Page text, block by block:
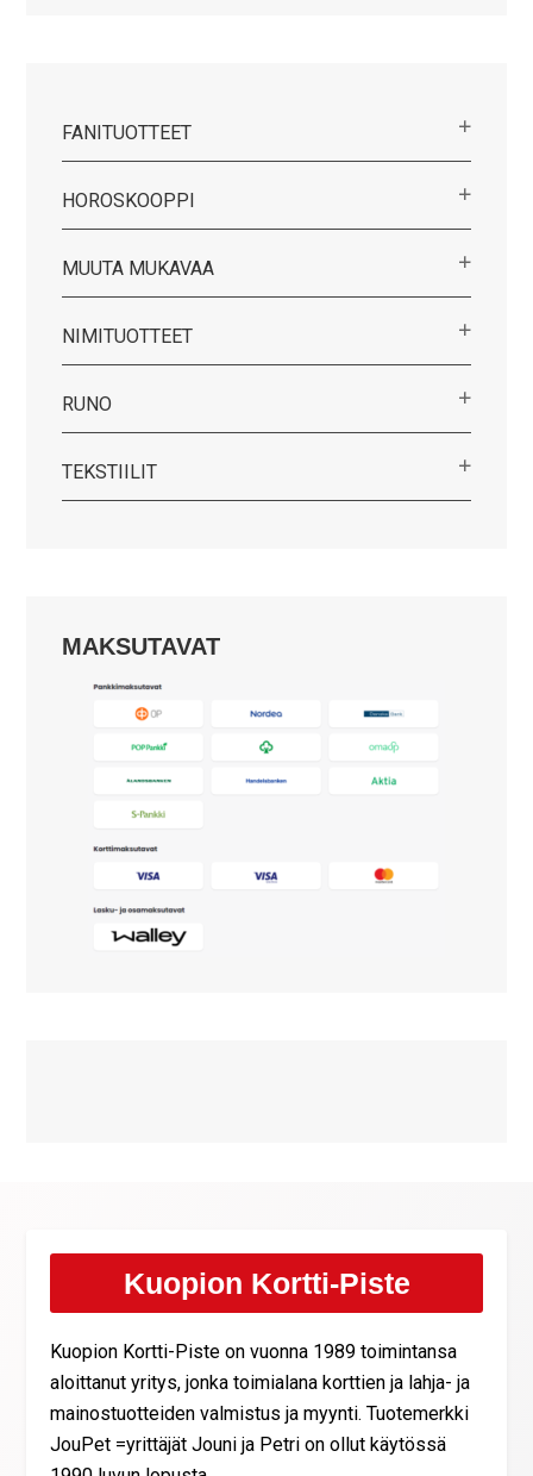
FANITUOTTEET
HOROSKOOPPI
MUUTA MUKAVAA
NIMITUOTTEET
RUNO
TEKSTIILIT
MAKSUTAVAT
Kuopion Kortti-Piste
Kuopion Kortti-Piste on vuonna 1989 toimintansa
aloittanut yritys, jonka toimialana korttien ja lahja- ja
mainostuotteiden valmistus ja myynti. Tuotemerkki
JouPet =yrittäjät Jouni ja Petri on ollut käytössä